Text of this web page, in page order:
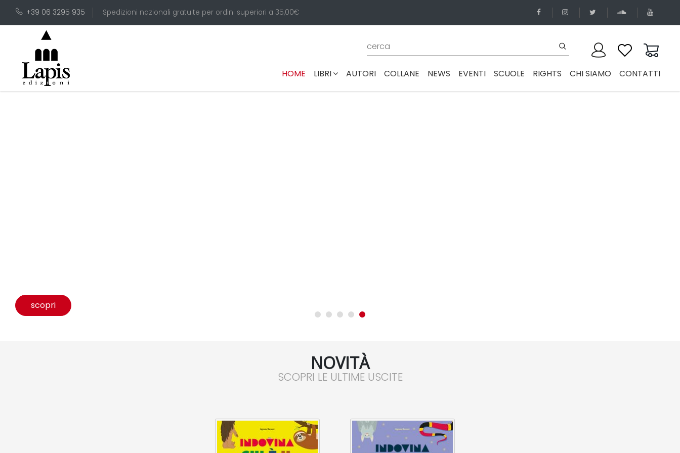
+39 06 3295 935 Spedizioni nazionali gratuite per ordini superiori a 35,00€
HOME (CURRENT)
LIBRI AUTORI COLLANE NEWS EVENTI SCUOLE RIGHTS CHI SIAMO CONTATTI
scopri
NOVITÀ
SCOPRI LE ULTIME USCITE